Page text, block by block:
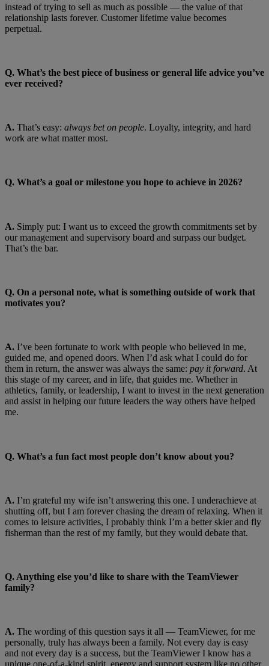
instead of trying to sell as much as possible — the value of that
relationship lasts forever. Customer lifetime value becomes
perpetual.
Q. What’s the best piece of business or general life advice you’ve
ever received?
A. That’s easy: always bet on people. Loyalty, integrity, and hard
work are what matter most.
Q. What’s a goal or milestone you hope to achieve in 2026?
A. Simply put: I want us to exceed the growth commitments set by
our management and supervisory board and surpass our budget.
That’s the bar.
Q. On a personal note, what is something outside of work that
motivates you?
A. I’ve been fortunate to work with people who believed in me,
guided me, and opened doors. When I’d ask what I could do for
them in return, the answer was always the same: pay it forward. At
this stage of my career, and in life, that guides me. Whether in
athletics, family, or leadership, I want to invest in the next generation
and assist in helping our future leaders the way others have helped
me.
Q. What’s a fun fact most people don’t know about you?
A. I’m grateful my wife isn’t answering this one. I underachieve at
shutting off, but I am forever chasing the dream of relaxing. When it
comes to leisure activities, I probably think I’m a better skier and fly
fisherman than the rest of my family, but they would debate that.
Q. Anything else you’d like to share with the TeamViewer
family?
A. The wording of this question says it all — TeamViewer, for me
personally, truly has always been a family. Not every day is easy
and not every day is a success, but the TeamViewer I know has a